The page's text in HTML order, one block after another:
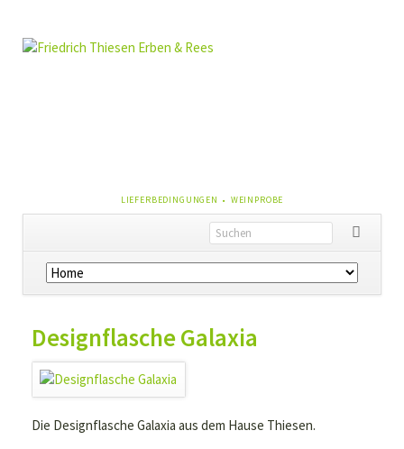
NAVIGATION
ÜBERSPRINGEN
LIEFERBEDINGUNGEN WEINPROBE
Navigation
überspringen
Designflasche Galaxia
Die Designflasche Galaxia aus dem Hause Thiesen.